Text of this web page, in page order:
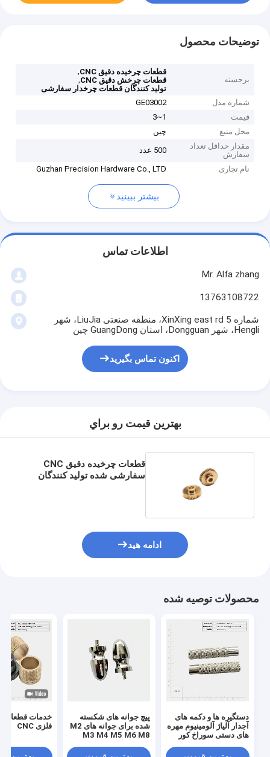
توضیحات محصول
برجسته
قطعات چرخیده دقیق CNC
,
قطعات چرخش دقیق CNC
,
تولید کنندگان قطعات چرخدار سفارشی
شماره مدل
GE03002
قیمت
1~3
محل منبع
چین
مقدار حداقل تعداد
سفارش
500 عدد
نام تجاری Guzhan Precision Hardware Co., LTD
بیشتر ببینید
اطلاعات تماس
Mr. Alfa zhang
13763108722
شماره 5 XinXing east rd، منطقه صنعتی LiuJia، شهر
Hengli، شهر Dongguan، استان GuangDong چین
اکنون تماس بگیرید
بهترين قيمت رو براي
قطعات چرخیده دقیق CNC
سفارشی شده تولید کنندگان
ادامه هید
محصولات توصیه شده
دستگیره ها و دکمه های
آجدار آلیاژ آلومینیوم مهره
های دستی سوراخ کور
پیچ جوانه های شکسته
شده برای جوانه های M2
M3 M4 M5 M6 M8
خدمات قطعات
فلزی CNC